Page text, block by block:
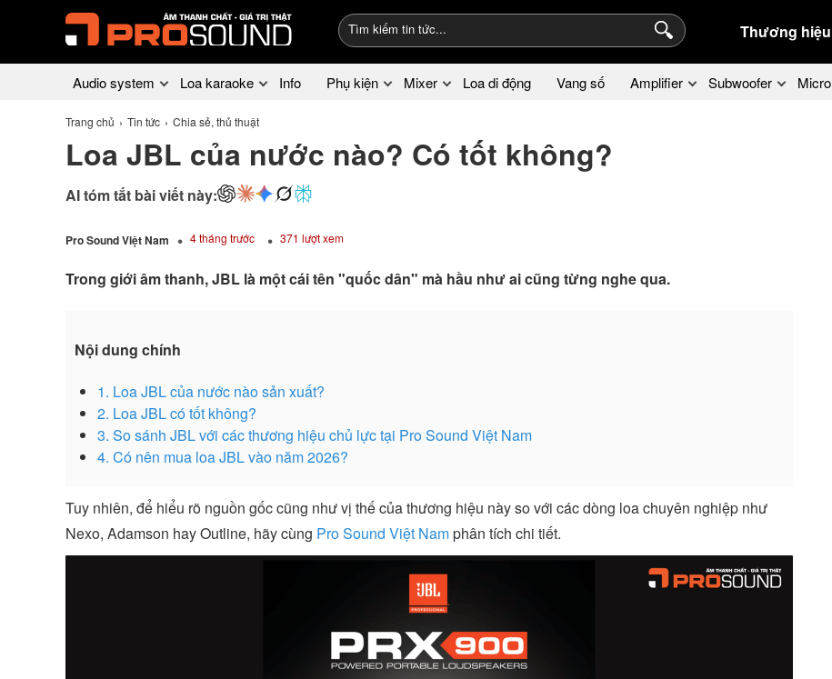
Thương hiệu
Audio system Loa karaoke Info Phụ kiện Mixer Loa di động Vang số Amplifier Subwoofer Micro
Trang chủ Tin tức Chia sẻ, thủ thuật
Loa JBL của nước nào? Có tốt không?
AI tóm tắt bài viết này:
Pro Sound Việt Nam 4 tháng trước 371 lượt xem
Trong giới âm thanh, JBL là một cái tên "quốc dân" mà hầu như ai cũng từng nghe qua.
Nội dung chính
1. Loa JBL của nước nào sản xuất?
2. Loa JBL có tốt không?
3. So sánh JBL với các thương hiệu chủ lực tại Pro Sound Việt Nam
4. Có nên mua loa JBL vào năm 2026?
Tuy nhiên, để hiểu rõ nguồn gốc cũng như vị thế của thương hiệu này so với các dòng loa chuyên nghiệp như
Nexo, Adamson hay Outline, hãy cùng Pro Sound Việt Namphân tích chi tiết.